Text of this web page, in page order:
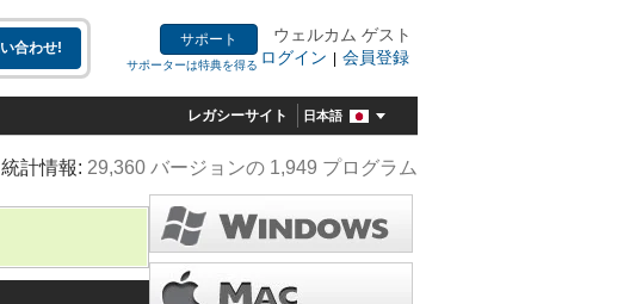
サポート
サポーターは特典を得る
ウェルカム ゲスト
ログイン | 会員登録
レガシーサイト 日本語
統計情報: 29,360 バージョンの 1,949 プログラム